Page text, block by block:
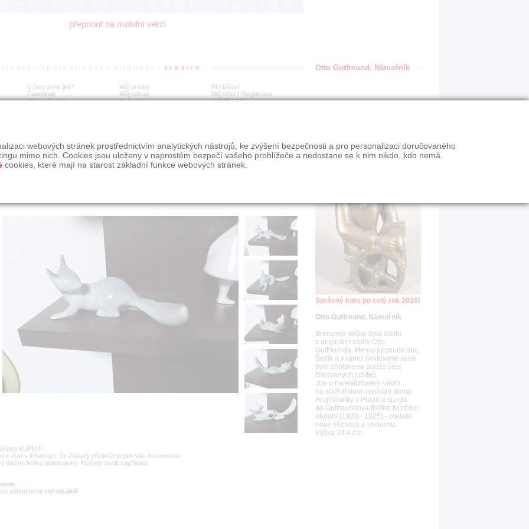
přepnout na mobilní verzi
V čem jsme jiní?
Facebook
Výkup šperků
Můj prodej
Můj nákup
Moje album
Přihlášení
Můj účet / Registrace
GDPR/AML
BRUSEL ŠEDÁ VEVERKA JIŘÍ ČERNOCH? ROYAL DUX 1960
KUPUJI.
mail s informací, že žádaný předmět je pro Vás rezervován.
dalším kroku objednávky. Můžete zvolit například:
dohodneme individuálně
Otto Gutfreund, Námořník
Správný kurs po celý rok 2026!
Otto Gutfreund, Námořník
Bronzová soška byla odlita
z originální sádry Otto
Gutfreunda, kterou posoudil doc.
Šetlík a v rámci limitované série
bylo zhotoveno pouze šest
číslovaných odlitků.
Jde o nerealizovaný návrh
na sochařskou výzdobu domu
Anglobanky v Praze a spadá
do Gutfreundova třetího tvůrčího
období (1920 - 1925) - období
nové věcnosti a civilismu.
Výška 24,4 cm.
webových stránek prostřednictvím analytických nástrojů, ke zvýšení bezpečnosti a pro personalizaci doručovaného
mimo nich. Cookies jsou uloženy v naprostém bezpečí vašeho prohlížeče a nedostane se k nim nikdo, kdo nemá.
cookies, které mají na starost základní funkce webových stránek.